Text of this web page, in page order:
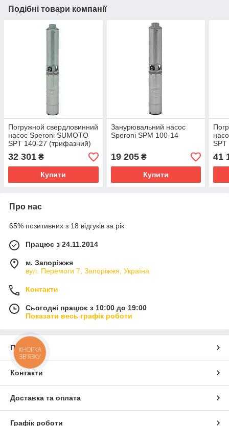
Подібні товари компанії
Погружной свердловинний
насос Speroni SUMOTO
SPT 140-27 (трифазний)
32 301 ₴
Купити
Занурювальний насос
Speroni SPM 100-14
19 205₴
Купити
41
Про нас
65% позитивних з 18 відгуків за рік
Працює з 24.11.2014
м. Запоріжжя
вул. Перемоги 7, Запоріжжя, Україна
Контакти
Сьогодні працює з 10:00 до 19:00
Показати весь графік роботи
Про нас
Контакти
Доставка та оплата
Графік роботи
КНОПКА
ЗВ'ЯЗКУ